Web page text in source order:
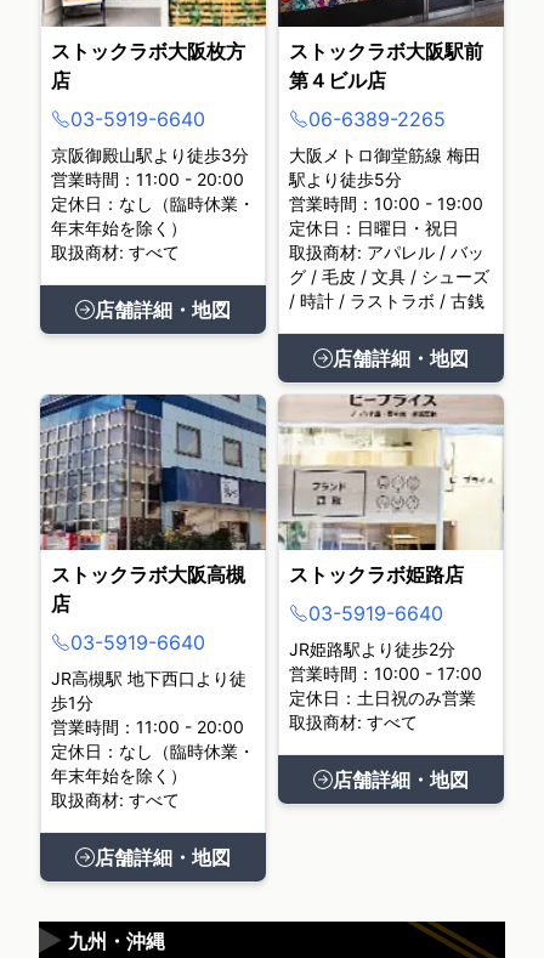
ストックラボ大阪枚方
店
03-5919-6640
京阪御殿山駅より徒歩3分
営業時間：11:00 - 20:00
定休日：なし（臨時休業・
年末年始を除く）
取扱商材: すべて
店舗詳細・地図
ストックラボ大阪駅前
第４ビル店
06-6389-2265
大阪メトロ御堂筋線 梅田
駅より徒歩5分
営業時間：10:00 - 19:00
定休日：日曜日・祝日
取扱商材: アパレル / バッ
グ / 毛皮 / 文具 / シューズ
/ 時計 / ラストラボ / 古銭
店舗詳細・地図
ストックラボ大阪高槻
店
03-5919-6640
JR高槻駅 地下西口より徒
歩1分
営業時間：11:00 - 20:00
定休日：なし（臨時休業・
年末年始を除く）
取扱商材: すべて
店舗詳細・地図
ストックラボ姫路店
03-5919-6640
JR姫路駅より徒歩2分
営業時間：10:00 - 17:00
定休日：土日祝のみ営業
取扱商材: すべて
店舗詳細・地図
九州・沖縄
▶